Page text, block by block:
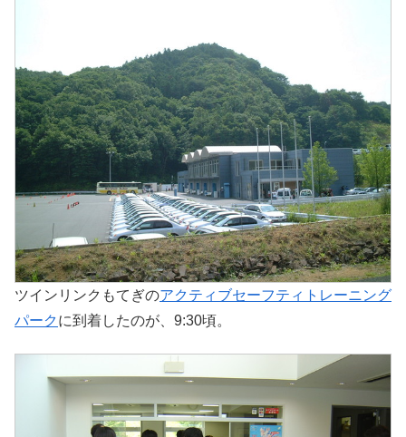
ツインリンクもてぎのアクティブセーフティトレーニング
パークに到着したのが、9:30頃。